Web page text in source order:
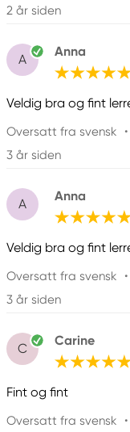
2 år siden
A
Anna
Veldig bra og fint
Oversatt fra svensk •
3 år siden
A
Anna
Veldig bra og fint
Oversatt fra svensk •
3 år siden
C
Carine
Fint og fint
Oversatt fra svensk •